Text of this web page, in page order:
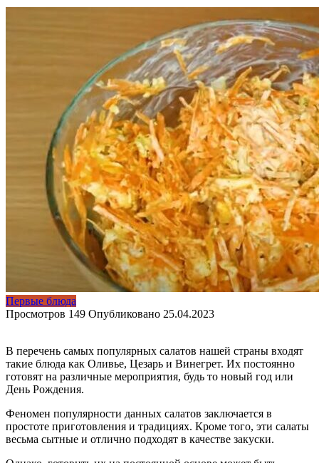
Первые блюда
Просмотров 149 Опубликовано 25.04.2023
В перечень самых популярных салатов нашей страны входят
такие блюда как Оливье, Цезарь и Винегрет. Их постоянно
готовят на различные мероприятия, будь то новый год или
День Рождения.
Феномен популярности данных салатов заключается в
простоте приготовления и традициях. Кроме того, эти салаты
весьма сытные и отлично подходят в качестве закуски.